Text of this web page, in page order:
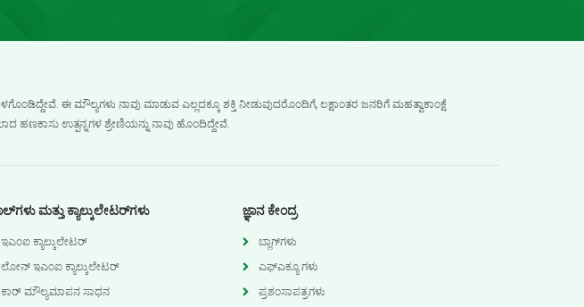
ಈ ಮೌಲ್ಯಗಳು ನಾವು ಮಾಡುವ ಎಲ್ಲದಕ್ಕೂ ಶಕ್ತಿ ನೀಡುವುದರೊಂದಿಗೆ, ಲಕ್ಷಾಂತರ ಜನರಿಗೆ ಮಹತ್ವಾಕಾಂಕ್ಷೆ
ಹಣಕಾಸು ಉತ್ಪನ್ನಗಳ ಶ್ರೇಣಿಯನ್ನು ನಾವು ಹೊಂದಿದ್ದೇವೆ.
ಮತ್ತು ಕ್ಯಾಲ್ಕುಲೇಟರ್‌ಗಳು
ಇಎಂಐ ಕ್ಯಾಲ್ಕುಲೇಟರ್
ಲೋನ್ ಇಎಂಐ ಕ್ಯಾಲ್ಕುಲೇಟರ್
ಕಾರ್ ಮೌಲ್ಯಮಾಪನ ಸಾಧನ
ಜ್ಞಾನ ಕೇಂದ್ರ
ಬ್ಲಾಗ್‌ಗಳು
ಎಫ್ಎಕ್ಯೂ ಗಳು
ಪ್ರಶಂಸಾಪತ್ರಗಳು